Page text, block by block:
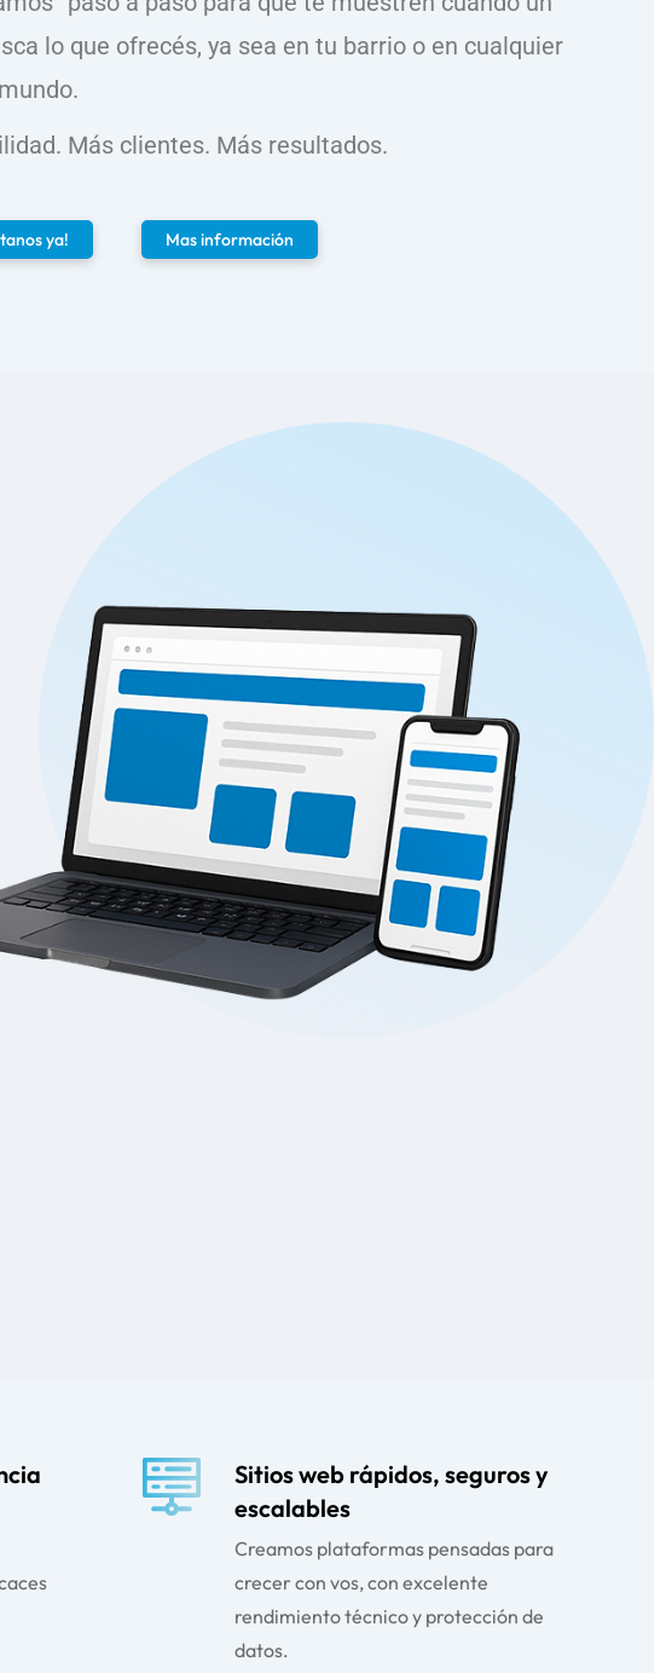
lo que ofrecés, ya sea en tu barrio o en cualquier
Más clientes. Más resultados.
ya! Mas información
Sitios web rápidos, seguros y
escalables
Creamos plataformas pensadas para
crecer con vos, con excelente
rendimiento técnico y protección de
datos.